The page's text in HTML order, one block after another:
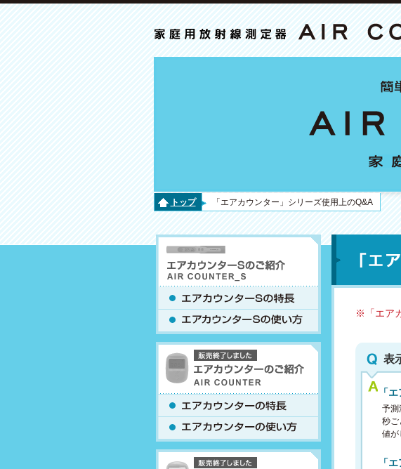
トップ 「エアカウンター」シリーズ使用上のQ&A
※「エア
表
「
予測
秒ご
値が
「